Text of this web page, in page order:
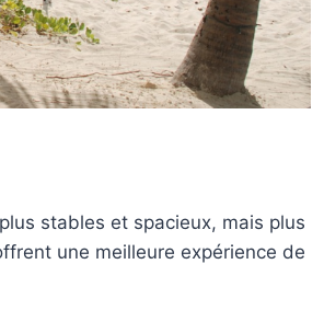
stables et spacieux, mais plus
une meilleure expérience de